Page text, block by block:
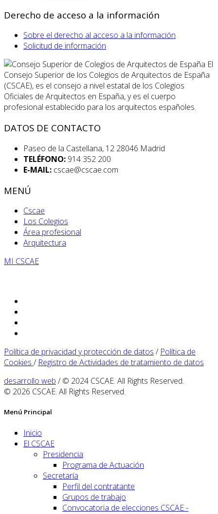
Derecho de acceso a la información
Sobre el derecho al acceso a la información
Solicitud de información
El
Consejo Superior de los Colegios de Arquitectos de España
(CSCAE), es el consejo a nivel estatal de los Colegios
Oficiales de Arquitectos en España, y es el cuerpo
profesional establecido para los arquitectos españoles.
DATOS DE CONTACTO
Paseo de la Castellana, 12 28046 Madrid
TELÉFONO: 914 352 200
E-MAIL: cscae@cscae.com
MENÚ
Cscae
Los Colegios
Área profesional
Arquitectura
MI CSCAE
Política de privacidad y protección de datos / Política de
Cookies / Registro de Actividades de tratamiento de datos
desarrollo web / © 2024 CSCAE. All Rights Reserved.
© 2026 CSCAE. All Rights Reserved.
Menú Principal
Inicio
El CSCAE
Presidencia
Programa de Actuación
Secretaría
Perfil del contratante
Grupos de trabajo
Convocatoria de elecciones CSCAE -